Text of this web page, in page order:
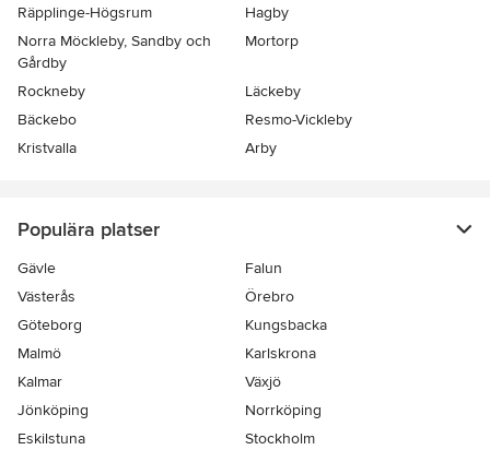
Räpplinge-Högsrum
Hagby
Norra Möckleby, Sandby och
Gårdby
Mortorp
Rockneby
Läckeby
Bäckebo
Resmo-Vickleby
Kristvalla
Arby
Populära platser
Gävle
Falun
Västerås
Örebro
Göteborg
Kungsbacka
Malmö
Karlskrona
Kalmar
Växjö
Jönköping
Norrköping
Eskilstuna
Stockholm